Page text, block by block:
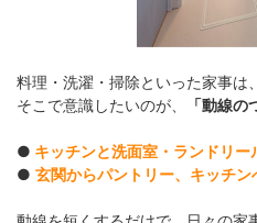
料理・洗濯・掃除といった家事は
そこで意識したいのが、
「動線の
● キッチンと洗面室・ランドリー
● 玄関からパントリー、キッチ